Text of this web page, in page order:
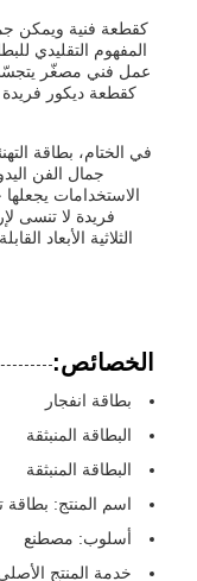
كقطعة فنية ويمكن
المفهوم التقليدي
عمل فني مصغّر يتجسّد
كقطعة ديكور فريدة
في الختام، بطاقة
جمال الفن
الاستخدامات
فريدة لا تنسى
الثلاثية الأبعاد
الخصائص:
بطاقة انفجار
البطاقة المنبثقة
البطاقة المنبثقة
اسم المنتج: بطاقة
أسلوب: مصطنع
خدمة المنتج